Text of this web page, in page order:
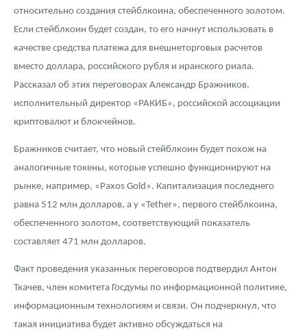
Флот: ледоколы и корабли
Жетоны "Необыкновенные обитатели глубин"
Русская нумизматика
Золотая карманная галерея
Наборы подарочных и коллекционных монет
Книги по нумизматике
Политика конфиденциальности
Политика использования Cookies
Положение по обработке и защите персональных данных
относительно создания стейблкоина, обеспеченного золотом.
Если стейблкоин будет создан, то его начнут использовать в
качестве средства платежа для внешнеторговых расчетов
вместо доллара, российского рубля и иранского риала.
Рассказал об этих переговорах Александр Бражников,
исполнительный директор «РАКИБ», российской ассоциации
криптовалют и блокчейнов.
Бражников считает, что новый стейблкоин будет похож на
аналогичные токены, которые успешно функционируют на
рынке, например, «Paxos Gold». Капитализация последнего
равна 512 млн долларов, а у «Tether», первого стейблкоина,
обеспеченного золотом, соответствующий показатель
составляет 471 млн долларов.
Факт проведения указанных переговоров подтвердил Антон
Ткачев, член комитета Госдумы по информационной политике,
информационным технологиям и связи. Он подчеркнул, что
такая инициатива будет активно обсуждаться на